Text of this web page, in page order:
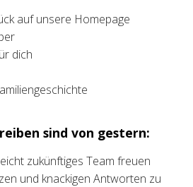
auf unsere Homepage
dich
sind von gestern:
zukünftiges Team freuen
und knackigen Antworten zu